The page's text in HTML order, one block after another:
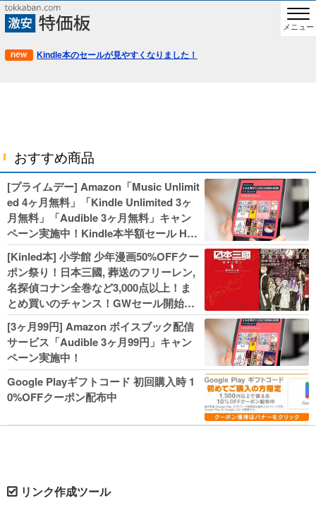
メニュー
Kindle本のセールが見やすくなりました！
おすすめ商品
[プライムデー] Amazon「Music Unlimit
ed 4ヶ月無料」「Kindle Unlimited 3ヶ
月無料」「Audible 3ヶ月無料」キャン
ペーン実施中！Kindle本半額セール HU
NTER×HUNTERなど集英社、無職転生,
幼女戦記などKADOKAWA、キャプテン
翼100円セールも！
[Kinled本] 小学館 少年漫画50%OFFクー
ポン祭り！日本三國, 葬送のフリーレン,
名探偵コナン全巻など3,000点以上！ま
とめ買いのチャンス！GWセール開始！
人気コミック多数 カドカワ祭やIT関連本
がセールに！
[3ヶ月99円] Amazon ボイスブック配信
サービス「Audible 3ヶ月99円」キャン
ペーン実施中！
Google Playギフトコード 初回購入時 1
0%OFFクーポン配布中
リンク作成ツール